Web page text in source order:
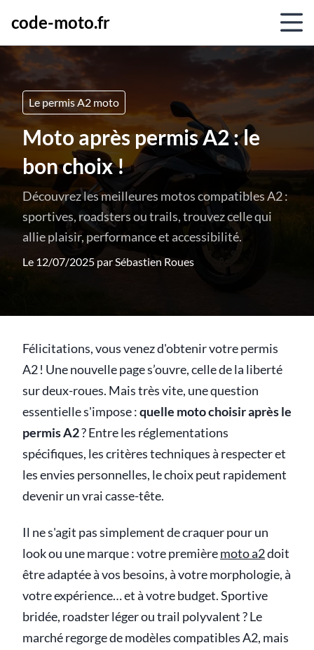
code-moto.fr
Le permis A2 moto
Moto après permis A2 : le
bon choix !
Découvrez les meilleures motos compatibles A2 :
sportives, roadsters ou trails, trouvez celle qui
allie plaisir, performance et accessibilité.
Le 12/07/2025 parSébastien Roues
Félicitations, vous venez d'obtenir votre permis
A2 ! Une nouvelle page s’ouvre, celle de la liberté
sur deux-roues. Mais très vite, une question
essentielle s'impose :quelle moto choisir après le
permis A2? Entre les réglementations
spécifiques, les critères techniques à respecter et
les envies personnelles, le choix peut rapidement
devenir un vrai casse-tête.
Il ne s'agit pas simplement de craquer pour un
look ou une marque : votre premièremoto a2doit
être adaptée à vos besoins, à votre morphologie, à
votre expérience… et à votre budget. Sportive
bridée, roadster léger ou trail polyvalent ? Le
marché regorge de modèles compatibles A2, mais